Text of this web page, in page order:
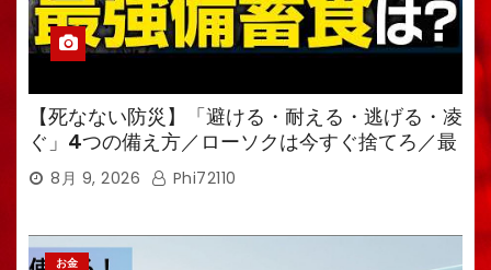
【死なない防災】「避ける・耐える・逃げる・凌
ぐ」4つの備え方／ローソクは今すぐ捨てろ／最
強備蓄食は「羊羹」／トイレ備蓄がなければ食料
も無意味
8月 9, 2026 Phi72110
お金